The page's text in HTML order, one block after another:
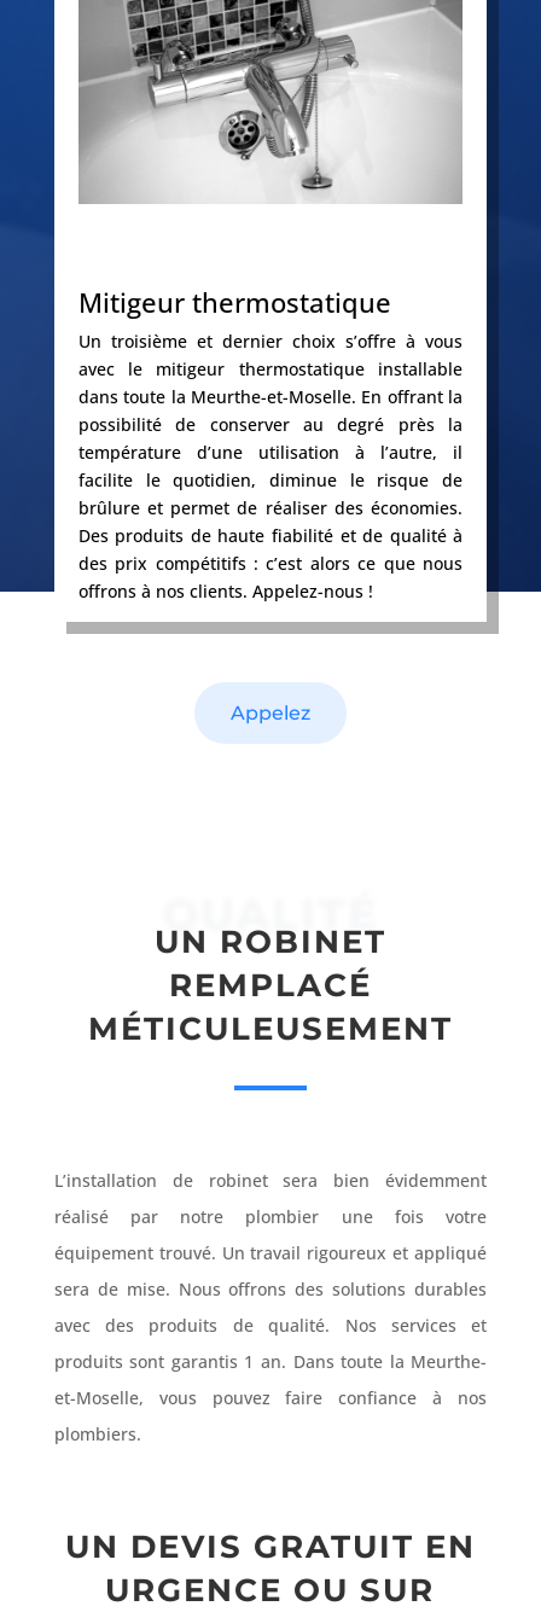
Mitigeur thermostatique
Un troisième et dernier choix s’offre à vous
avec le mitigeur thermostatique installable
dans toute la Meurthe-et-Moselle. En offrant la
possibilité de conserver au degré près la
température d’une utilisation à l’autre, il
facilite le quotidien, diminue le risque de
brûlure et permet de réaliser des économies.
Des produits de haute fiabilité et de qualité à
des prix compétitifs : c’est alors ce que nous
offrons à nos clients. Appelez-nous !
Appelez
UN ROBINET
REMPLACÉ
MÉTICULEUSEMENT
L’installation de robinet sera bien évidemment
réalisé par notre plombier une fois votre
équipement trouvé. Un travail rigoureux et appliqué
sera de mise. Nous offrons des solutions durables
avec des produits de qualité. Nos services et
produits sont garantis 1 an. Dans toute la Meurthe-
et-Moselle, vous pouvez faire confiance à nos
plombiers.
UN DEVIS GRATUIT EN
URGENCE OU SUR